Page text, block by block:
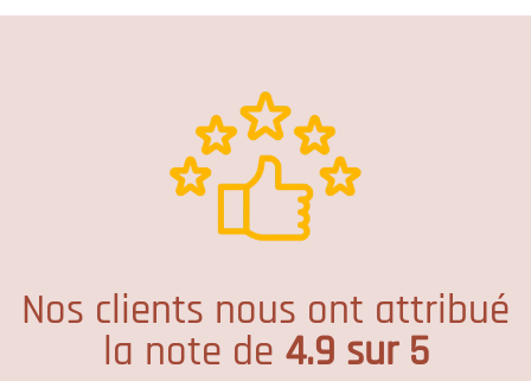
Nos clients nous ont attribué
la note de 4.9 sur 5